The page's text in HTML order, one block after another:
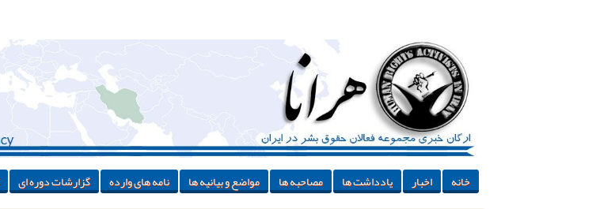
خانه اخبار یادداشت ها مصاحبه ها مواضع و بیانیه ها نامه های وارده گزارشات دوره ای